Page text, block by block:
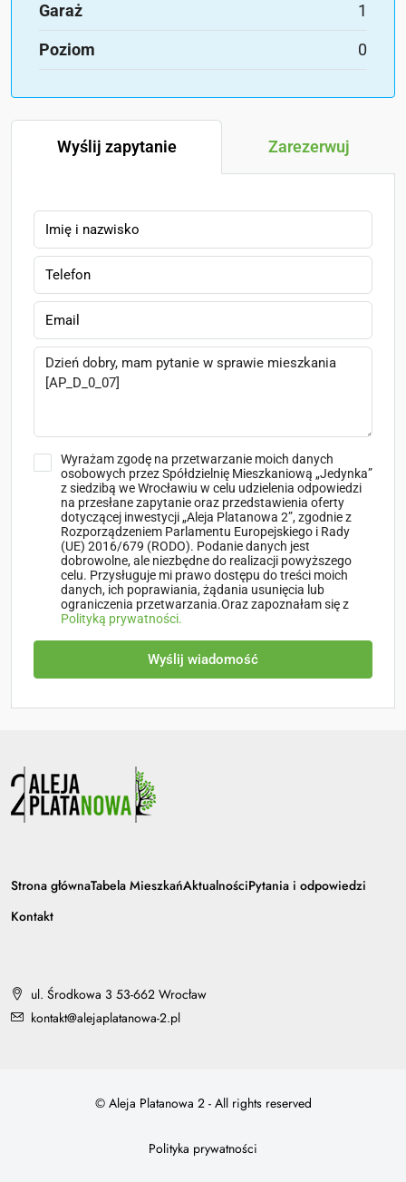
Garaż 1
Poziom 0
Wyślij zapytanie Zarezerwuj
Wyrażam zgodę na przetwarzanie moich danych
osobowych przez Spółdzielnię Mieszkaniową „Jedynka”
z siedzibą we Wrocławiu w celu udzielenia odpowiedzi
na przesłane zapytanie oraz przedstawienia oferty
dotyczącej inwestycji „Aleja Platanowa 2”, zgodnie z
Rozporządzeniem Parlamentu Europejskiego i Rady
(UE) 2016/679 (RODO). Podanie danych jest
dobrowolne, ale niezbędne do realizacji powyższego
celu. Przysługuje mi prawo dostępu do treści moich
danych, ich poprawiania, żądania usunięcia lub
ograniczenia przetwarzania.Oraz zapoznałam się z
Polityką prywatności.
Wyślij wiadomość
Strona głównaTabela MieszkańAktualnościPytania i odpowiedzi
Kontakt
ul. Środkowa 3 53-662 Wrocław
kontakt@alejaplatanowa-2.pl
© Aleja Platanowa 2 - All rights reserved
Polityka prywatności